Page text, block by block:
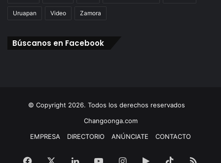
Uruapan Video Zamora
Búscanos en Facebook
© Copyright 2026. Todos los derechos reservados
Changoonga.com
EMPRESA
DIRECTORIO ANÚNCIATE CONTACTO
Facebook LinkedInYouTubeInstagram
Google TikTokRSS